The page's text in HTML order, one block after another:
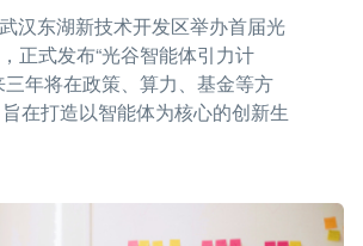
汉东湖新技术开发区举办首届光
正式发布“光谷智能体引力计
三年将在政策、算力、基金等方
在打造以智能体为核心的创新生